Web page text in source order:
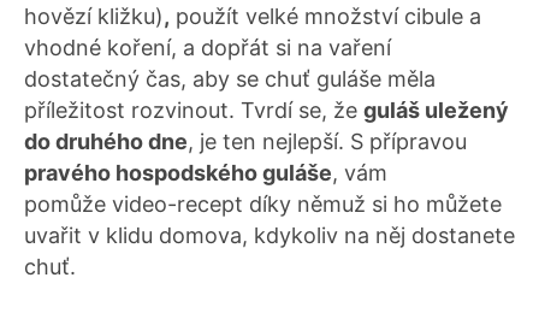
hovězí kližku), použít velké množství cibule a
vhodné koření, a dopřát si na vaření
dostatečný čas, aby se chuť guláše měla
příležitost rozvinout. Tvrdí se, že guláš uležený
do druhého dne, je ten nejlepší. S přípravou
pravého hospodského guláše, vám
pomůže video-recept díky němuž si ho můžete
uvařit v klidu domova, kdykoliv na něj dostanete
chuť.